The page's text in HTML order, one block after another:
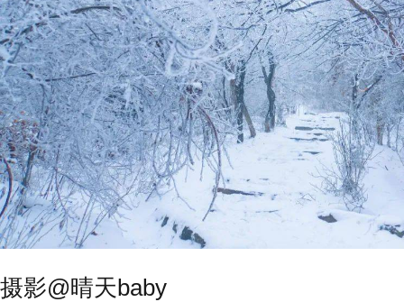
摄影@晴天baby